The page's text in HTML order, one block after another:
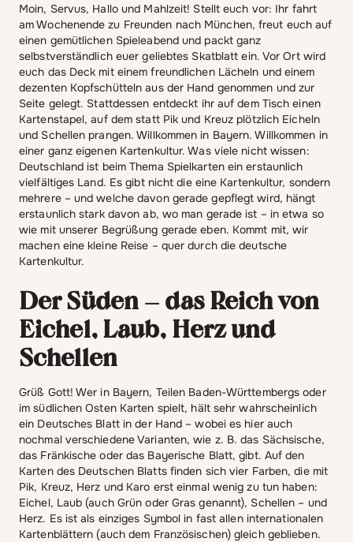
Moin, Servus, Hallo und Mahlzeit! Stellt euch vor: Ihr fahrt
am Wochenende zu Freunden nach München, freut euch auf
einen gemütlichen Spieleabend und packt ganz
selbstverständlich euer geliebtes Skatblatt ein. Vor Ort wird
euch das Deck mit einem freundlichen Lächeln und einem
dezenten Kopfschütteln aus der Hand genommen und zur
Seite gelegt. Stattdessen entdeckt ihr auf dem Tisch einen
Kartenstapel, auf dem statt Pik und Kreuz plötzlich Eicheln
und Schellen prangen. Willkommen in Bayern. Willkommen in
einer ganz eigenen Kartenkultur. Was viele nicht wissen:
Deutschland ist beim Thema Spielkarten ein erstaunlich
vielfältiges Land. Es gibt nicht die eine Kartenkultur, sondern
mehrere – und welche davon gerade gepflegt wird, hängt
erstaunlich stark davon ab, wo man gerade ist – in etwa so
wie mit unserer Begrüßung gerade eben. Kommt mit, wir
machen eine kleine Reise – quer durch die deutsche
Kartenkultur.
Der Süden – das Reich von
Eichel, Laub, Herz und
Schellen
Grüß Gott! Wer in Bayern, Teilen Baden-Württembergs oder
im südlichen Osten Karten spielt, hält sehr wahrscheinlich
ein Deutsches Blatt in der Hand – wobei es hier auch
nochmal verschiedene Varianten, wie z. B. das Sächsische,
das Fränkische oder das Bayerische Blatt, gibt. Auf den
Karten des Deutschen Blatts finden sich vier Farben, die mit
Pik, Kreuz, Herz und Karo erst einmal wenig zu tun haben:
Eichel, Laub (auch Grün oder Gras genannt), Schellen – und
Herz. Es ist als einziges Symbol in fast allen internationalen
Kartenblättern (auch dem Französischen) gleich geblieben.